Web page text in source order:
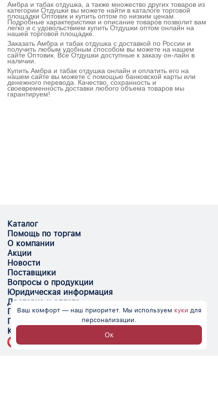
Амбра и табак отдушка, а также множество других товаров из
категории Отдушки вы можете найти в каталоге торговой
площадки Оптовик и купить оптом по низким ценам.
Подробные характеристики и описание товаров позволит вам
легко и с удовольствием купить Отдушки оптом онлайн на
нашей торговой площадке.
Заказать Амбра и табак отдушка с доставкой по России и
получить любым удобным способом вы можете на нашем
сайте Оптовик. Все Отдушки доступные к заказу он-лайн в
наличии.
Купить Амбра и табак отдушка онлайн и оплатить его на
нашем сайте вы можете с помощью банковской карты или
денежного перевода. Качество, сохранность и
своевременность доставки любого объема товаров мы
гарантируем!
Каталог
Помощь по торгам
О компании
Акции
Новости
Поставщики
Вопросы о продукции
Юридическая информация
Доставка и оплата
Поставщикам
Помощь
Контакты
Ваш комфорт — наш приоритет. Мы используем куки для
персонализации.
Ок